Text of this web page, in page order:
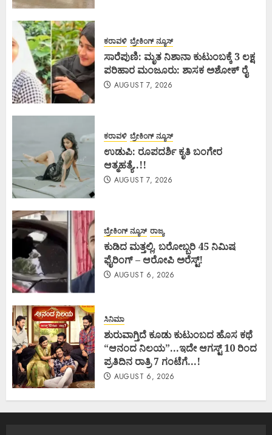
ಕರಾವಳಿ ಬ್ರೇಕಿಂಗ್ ನ್ಯೂಸ್
ಸಾರೆಪುಣಿ: ಮೃತ ನಿಶಾನಾ ಕುಟುಂಬಕ್ಕೆ 3 ಲಕ್ಷ
ಪರಿಹಾರ ಮಂಜೂರು: ಶಾಸಕ ಅಶೋಕ್ ರೈ
AUGUST 7, 2026
ಕರಾವಳಿ ಬ್ರೇಕಿಂಗ್ ನ್ಯೂಸ್
ಉಡುಪಿ: ರೂಪದರ್ಶಿ ಕೃತಿ ಬಂಗೇರ
ಆತ್ಮಹತ್ಯೆ..!!
AUGUST 7, 2026
ಬ್ರೇಕಿಂಗ್ ನ್ಯೂಸ್ ರಾಜ್ಯ
ಕುಡಿದ ಮತ್ತಲ್ಲಿ, ಬರೋಬ್ಬರಿ 45 ನಿಮಿಷ
ಫೈರಿಂಗ್ – ಆರೋಪಿ ಅರೆಸ್ಟ್!
AUGUST 6, 2026
ಸಿನಿಮಾ
ಶುರುವಾಗ್ತಿದೆ ಕೂಡು ಕುಟುಂಬದ ಹೊಸ ಕಥೆ
“ಆನಂದ ನಿಲಯ”…ಇದೇ ಆಗಸ್ಟ್ 10 ರಿಂದ
ಪ್ರತಿದಿನ ರಾತ್ರಿ 7 ಗಂಟೆಗೆ…!
AUGUST 6, 2026